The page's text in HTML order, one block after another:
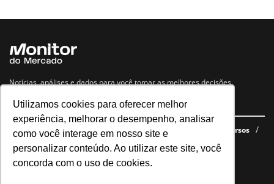
Utilizamos cookies para oferecer melhor
experiência, melhorar o desempenho, analisar
como você interage em nosso site e
personalizar conteúdo. Ao utilizar este site, você
concorda com o uso de cookies.
Notícias, análises e dados para você tomar as melhores decisões.
Navegue no site
Últimas notícias Quem somos E-books gratuitos
Cursos
Política de privacidade